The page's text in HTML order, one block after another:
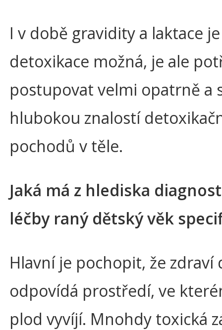
I v době gravidity a laktace je
detoxikace možná, je ale
postupovat velmi opatrně a
hlubokou znalostí
pochodů v těle.
Jaká má z hlediska
léčby raný dětský věk
Hlavní je pochopit, že zdraví
odpovídá prostředí, ve
plod vyvíjí. Mnohdy toxická